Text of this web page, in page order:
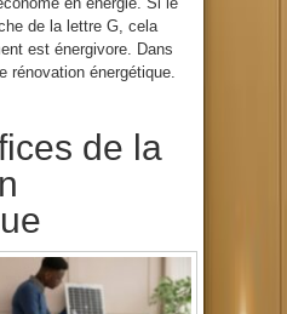
de la lettre G, cela
est énergivore. Dans
rénovation énergétique.
de la